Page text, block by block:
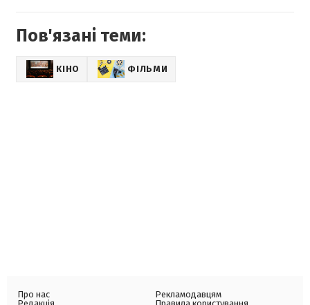
Пов'язані теми:
КІНО ФІЛЬМИ
Про нас
Рекламодавцям